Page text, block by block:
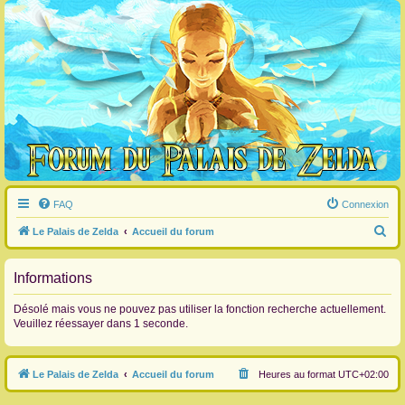
FAQ Connexion
Le Palais de Zelda Accueil du forum
e
h
c
Informations
Désolé mais vous ne pouvez pas utiliser la fonction recherche actuellement.
Veuillez réessayer dans 1 seconde.
Le Palais de Zelda Accueil du forum Heures au format UTC+02:00